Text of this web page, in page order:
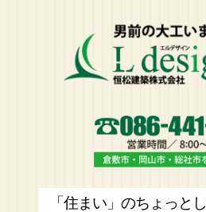
「住まい」のちょっと